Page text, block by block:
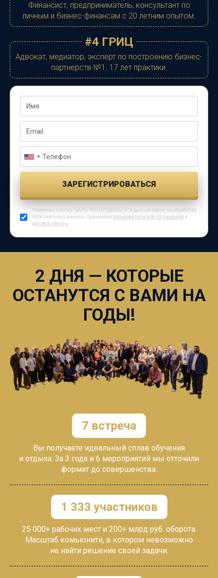
Финансист, предприниматель, консультант по
личным и бизнес-финансам с 20 летним опытом.
#4 ГРИЦ
Адвокат, медиатор, эксперт по построению бизнес-
партнерств №1. 17 лет практики.
ЗАРЕГИСТРИРОВАТЬСЯ
Нажимая кнопку "ЗАРЕГИСТИРОВАТЬСЯ" я даю согласие на обработку
персональных данных, принимаю пользовательское соглашение и
договор оферты
2 ДНЯ — КОТОРЫЕ
ОСТАНУТСЯ С ВАМИ НА
ГОДЫ!
7 встреча
Вы получаете идеальный сплав обучения
и отдыха. За 3 года и 6 мероприятий мы отточили
формат до совершенства.
1 333 участников
25 000+ рабочих мест и 200+ млрд руб. оборота.
Масштаб комьюнити, в котором невозможно
не найти решение своей задачи.